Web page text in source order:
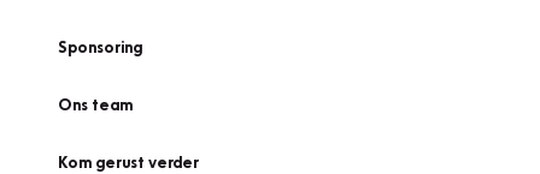
Sponsoring
Ons team
Kom gerust verder